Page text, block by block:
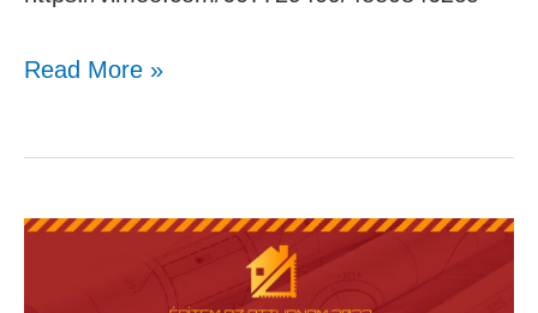
Read More »
Jenei